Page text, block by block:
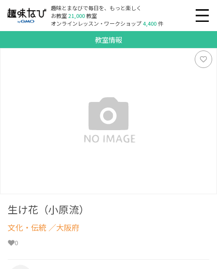
趣味とまなびで毎日を、もっと楽しく
お教室21,000教室
オンラインレッスン・ワークショップ4,400件
教室情報
生け花（小原流）
文化・伝統 ／大阪府
0